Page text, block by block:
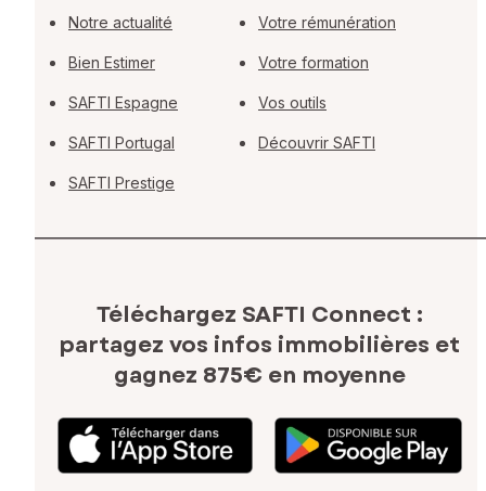
Notre actualité
Bien Estimer
SAFTI Espagne
SAFTI Portugal
SAFTI Prestige
Votre rémunération
Votre formation
Vos outils
Découvrir SAFTI
Téléchargez SAFTI Connect :
partagez vos infos immobilières et
gagnez 875€ en moyenne